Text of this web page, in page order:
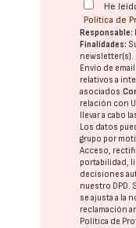
He
Política de
Responsable:
Finalidades:
newsletter(s).
Envío de
relativos a
asociados.
relación con
llevar a cabo
Los datos
grupo por
Acceso,
portabilidad,
decisiones
nuestro DPD.
se ajusta a la
reclamación
Política de